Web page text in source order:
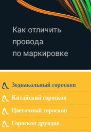
Зодиакальный гороскоп
Китайский гороскоп
Цветочный гороскоп
Гороскоп друидов